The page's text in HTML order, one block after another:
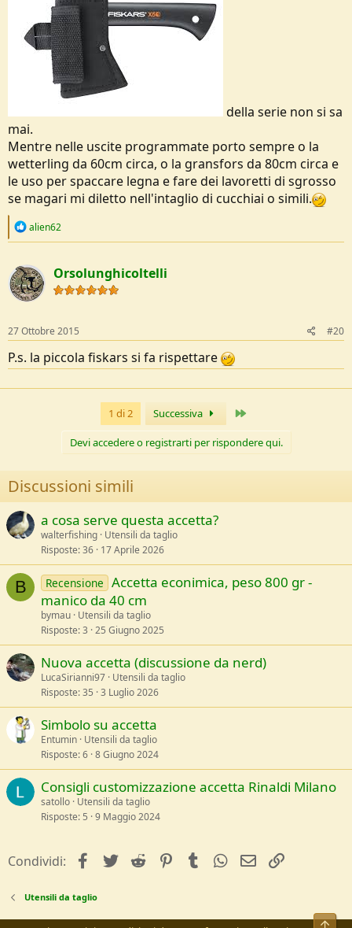
della serie non si sa
mai.
Mentre nelle uscite programmate porto sempre o la
wetterling da 60cm circa, o la gransfors da 80cm circa e
le uso per spaccare legna e fare dei lavoretti di sgrosso
se magari mi diletto nell'intaglio di cucchiai o simili.
R
c
t
i
o
s
:
alien62
Orsolunghicoltelli
27 Ottobre 2015 #20
P.s. la piccola fiskars si fa rispettare
1 di 2 Successiva
Devi accedere o registrarti per rispondere qui.
Discussioni simili
a cosa serve questa accetta?
walterfishing Utensili da taglio
Risposte 36 17 Aprile 2026
B Recensione Accetta econimica, peso 800 gr -
manico da 40 cm
bymau Utensili da taglio
Risposte 3 25 Giugno 2025
Nuova accetta (discussione da nerd)
LucaSirianni97 Utensili da taglio
Risposte 35 3 Luglio 2026
Simbolo su accetta
Entumin Utensili da taglio
Risposte 6 8 Giugno 2024
Consigli customizzazione accetta Rinaldi Milano
satollo Utensili da taglio
Risposte 5 9 Maggio 2024
Condividi: facebookTwitterReddit PinterestTumblrWhatsApp
e-mail
Utensili da taglio
Alto